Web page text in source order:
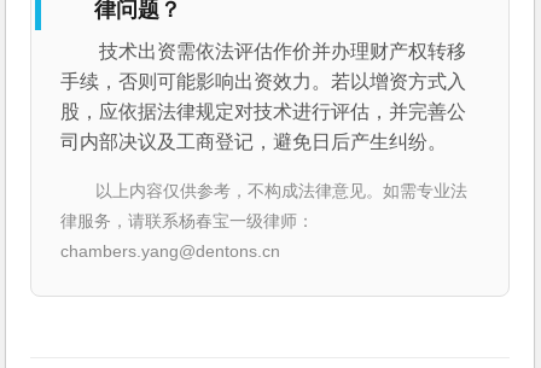
律问题？
技术出资需依法评估作价并办理财产权转移
手续，否则可能影响出资效力。若以增资方式入
股，应依据法律规定对技术进行评估，并完善公
司内部决议及工商登记，避免日后产生纠纷。
以上内容仅供参考，不构成法律意见。如需专业法
律服务，请联系杨春宝一级律师：
chambers.yang@dentons.cn